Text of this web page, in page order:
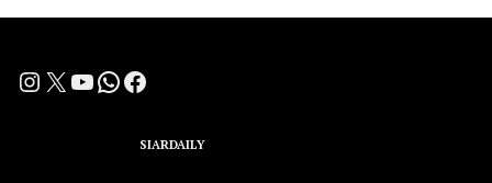
Instagram
X YouTube
WhatsApp
Facebook
SIARDAILY